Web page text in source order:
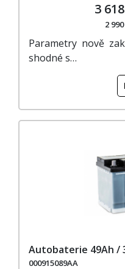
3
2
Parametry nově
shodné s…
Autobaterie 49Ah /
000915089AA